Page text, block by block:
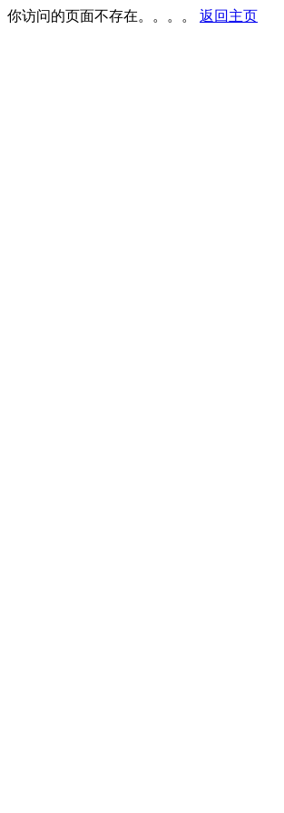
你访问的页面不存在。。。。 返回主页